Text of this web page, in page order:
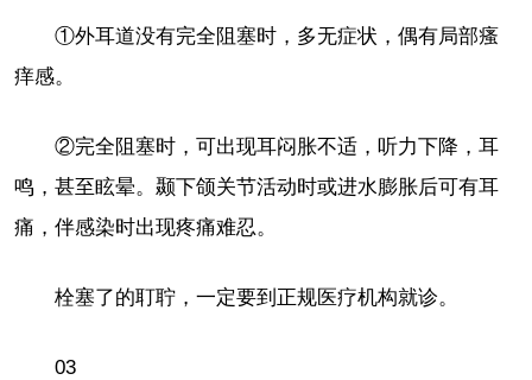
①外耳道没有完全阻塞时，多无症状，偶有局部瘙
痒感。
②完全阻塞时，可出现耳闷胀不适，听力下降，耳
鸣，甚至眩晕。颞下颌关节活动时或进水膨胀后可有耳
痛，伴感染时出现疼痛难忍。
栓塞了的耵聍，一定要到正规医疗机构就诊。
03